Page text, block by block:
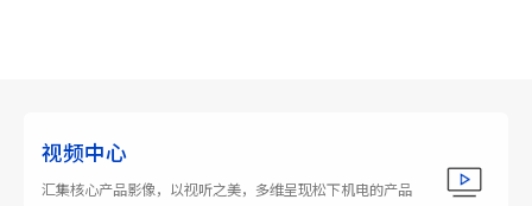
视频中心
汇集核心产品影像，以视听之美，多维呈现松下机电的产品